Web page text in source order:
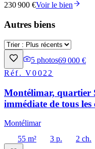
230 900 €Voir le bien
Autres biens
5 photos69 000 €
Réf.V0022
Montélimar, quartier
immédiate de tous les
Montélimar
55 m²
3 p.
2 ch.